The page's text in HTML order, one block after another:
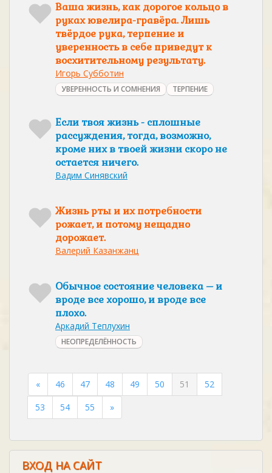
Ваша жизнь, как дорогое кольцо в
руках ювелира-гравёра. Лишь
твёрдое рука, терпение и
уверенность в себе приведут к
восхитительному результату.
Игорь Субботин
УВЕРЕННОСТЬ И СОМНЕНИЯ ТЕРПЕНИЕ
Если твоя жизнь - сплошные
рассуждения, тогда, возможно,
кроме них в твоей жизни скоро не
остается ничего.
Вадим Синявский
Жизнь рты и их потребности
рожает, и потому нещадно
дорожает.
Валерий Казанжанц
Обычное состояние человека – и
вроде все хорошо, и вроде все
плохо.
Аркадий Теплухин
НЕОПРЕДЕЛЁННОСТЬ
« 46 47 48 49 50 51
52
53
54 55 »
ВХОД НА САЙТ